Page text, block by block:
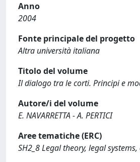
Anno
2004
Fonte principale del progetto
Altra università italiana
Titolo del volume
Il dialogo tra le corti. Principi e
Autore/i del volume
E. NAVARRETTA - A. PERTICI
Aree tematiche (ERC)
SH2_8 Legal theory, legal